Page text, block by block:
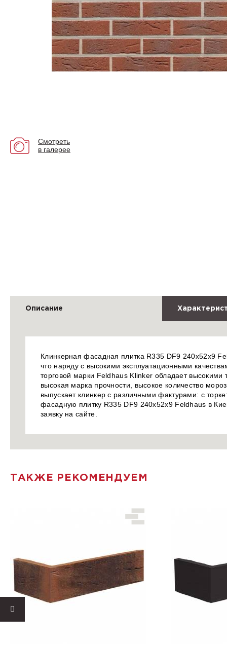
Смотреть
в галерее
Описание
Клинкерная фасадная плитка R335 DF9 240x52x9
что наряду с высокими эксплуатационными
торговой марки Feldhaus Klinker обладает
высокая марка прочности, высокое количество
выпускает клинкер с различными фактурами: с
фасадную плитку R335 DF9 240x52x9 Feldhaus в
заявку на сайте.
ТАКЖЕ РЕКОМЕНДУЕМ